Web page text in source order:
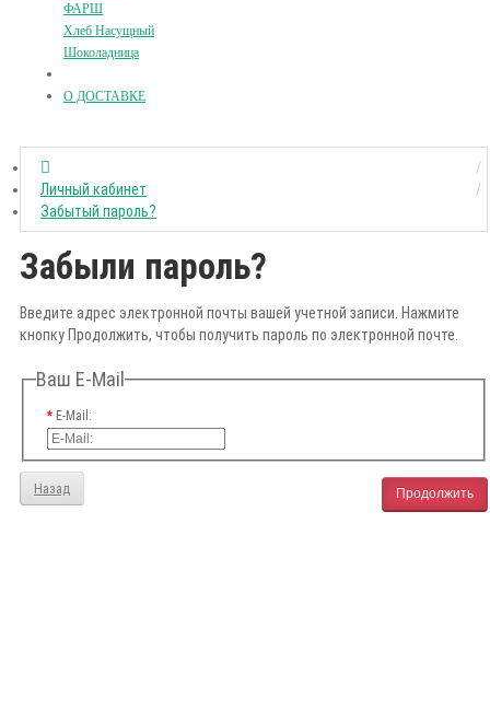
ФАРШ
Хлеб Насущный
Шоколадница
О ДОСТАВКЕ
Личный кабинет
Забытый пароль?
Забыли пароль?
Введите адрес электронной почты вашей учетной записи. Нажмите
кнопку Продолжить, чтобы получить пароль по электронной почте.
Ваш E-Mail
E-Mail:
Назад